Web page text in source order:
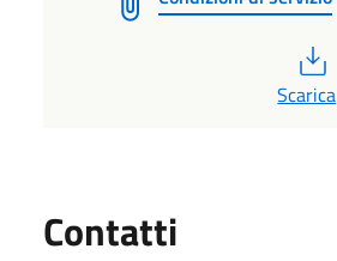
Scarica
Contatti